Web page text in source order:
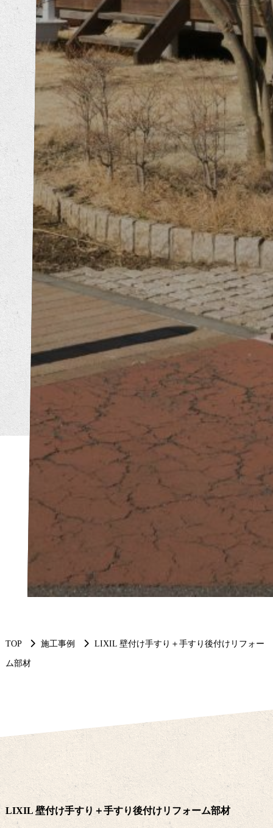
TOP 施工事例 LIXIL 壁付け手すり＋手すり後付けリフォー
ム部材
LIXIL 壁付け手すり＋手すり後付けリフォーム部材